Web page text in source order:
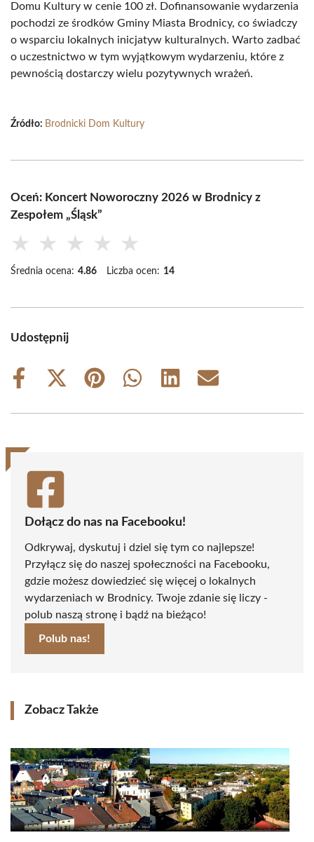
Domu Kultury w cenie 100 zł. Dofinansowanie wydarzenia
pochodzi ze środków Gminy Miasta Brodnicy, co świadczy
o wsparciu lokalnych inicjatyw kulturalnych. Warto zadbać
o uczestnictwo w tym wyjątkowym wydarzeniu, które z
pewnością dostarczy wielu pozytywnych wrażeń.
Źródło: Brodnicki Dom Kultury
Oceń: Koncert Noworoczny 2026 w Brodnicy z
Zespołem „Śląsk”
★ ★ ★ ★ ★
Średnia ocena: 4.86 Liczba ocen: 14
Udostępnij
Share
Share
(Twitter)
Share
Share
Share
Share
Dołącz do nas na Facebooku!
Odkrywaj, dyskutuj i dziel się tym co najlepsze!
Przyłącz się do naszej społeczności na Facebooku,
gdzie możesz dowiedzieć się więcej o lokalnych
wydarzeniach w Brodnicy. Twoje zdanie się liczy -
polub naszą stronę i bądź na bieżąco!
Polub nas!
Zobacz Także